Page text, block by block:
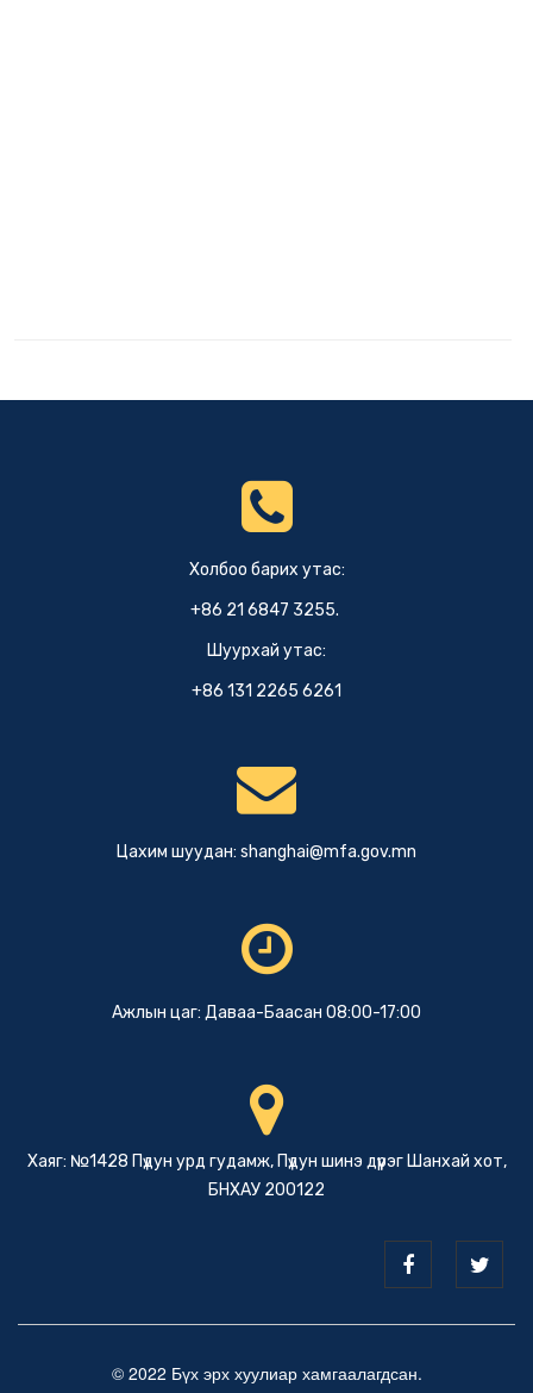
Холбоо барих утас:
+86 21 6847 3255.
Шуурхай утас:
+86 131 2265 6261
Цахим шуудан: shanghai@mfa.gov.mn
Ажлын цаг: Даваа-Баасан 08:00-17:00
Хаяг: №1428 Пүдун урд гудамж, Пүдун шинэ дүүрэг Шанхай хот,
БНХАУ 200122
© 2022 Бүх эрх хуулиар хамгаалагдсан.